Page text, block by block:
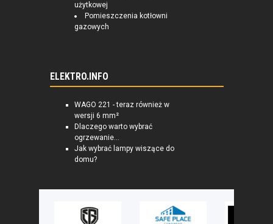
użytkowej
Pomieszczenia kotłowni
gazowych
ELEKTRO.INFO
WAGO 221 - teraz również w
wersji 6 mm²
Dlaczego warto wybrać
ogrzewanie...
Jak wybrać lampy wiszące do
domu?